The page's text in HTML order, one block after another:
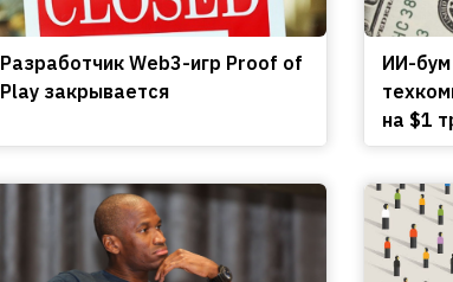
Разработчик Web3-игр Proof of
Play закрывается
ИИ-бум
на $1